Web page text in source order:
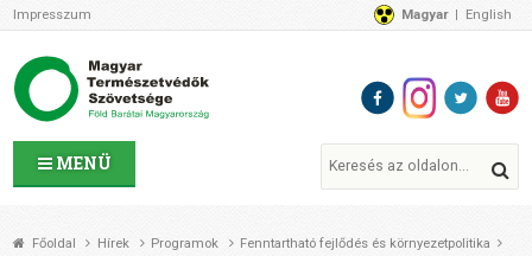
MENÜ
Impresszum Magyar English
Az MTVSZ-ről
Programok
MTVSZ ügyek és események
Tagszervezetek
Támogatóink
Főoldal Hírek Programok Fenntartható fejlődés és környezetpolitika